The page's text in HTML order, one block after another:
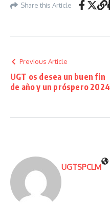
Share this Article
Previous Article
UGT os desea un buen fin
de año y un próspero 2024
UGTSPCLM